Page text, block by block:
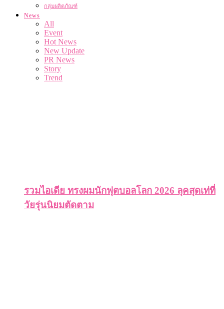
กลุ่มผลิตภัณฑ์
News
All
Event
Hot News
New Update
PR News
Story
Trend
รวมไอเดีย ทรงผมนักฟุตบอลโลก 2026 ลุคสุดเท่ที่
วัยรุ่นนิยมตัดตาม